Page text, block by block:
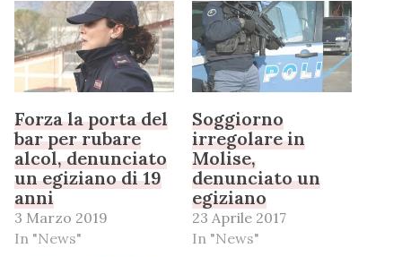
Forza la porta del
bar per rubare
alcol, denunciato
un egiziano di 19
anni
3 Marzo 2019
In "News"
Soggiorno
irregolare in
Molise,
denunciato un
egiziano
23 Aprile 2017
In "News"